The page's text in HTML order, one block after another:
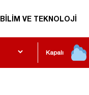
BİLİM VE TEKNOLOJİ
Kapalı